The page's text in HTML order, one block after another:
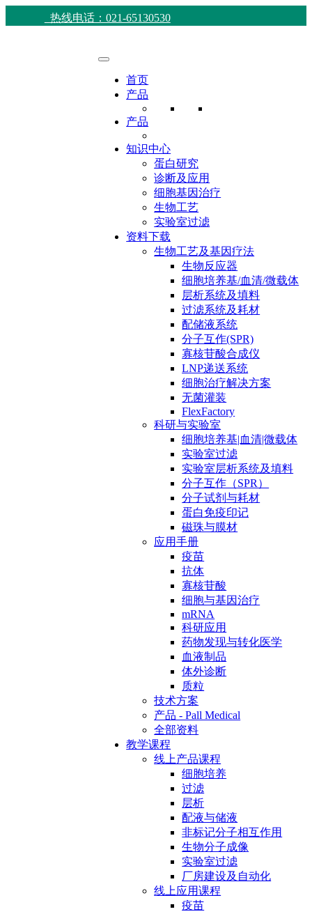
热线电话：021-65130530
首页
产品
产品
知识中心
蛋白研究
诊断及应用
细胞基因治疗
生物工艺
实验室过滤
资料下载
生物工艺及基因疗法
生物反应器
细胞培养基/血清/微载体
层析系统及填料
过滤系统及耗材
配储液系统
分子互作(SPR)
寡核苷酸合成仪
LNP递送系统
细胞治疗解决方案
无菌灌装
FlexFactory
科研与实验室
细胞培养基|血清|微载体
实验室过滤
实验室层析系统及填料
分子互作（SPR）
分子试剂与耗材
蛋白免疫印记
磁珠与膜材
应用手册
疫苗
抗体
寡核苷酸
细胞与基因治疗
mRNA
科研应用
药物发现与转化医学
血液制品
体外诊断
质粒
技术方案
产品 - Pall Medical
全部资料
教学课程
线上产品课程
细胞培养
过滤
层析
配液与储液
非标记分子相互作用
生物分子成像
实验室过滤
厂房建设及自动化
线上应用课程
疫苗